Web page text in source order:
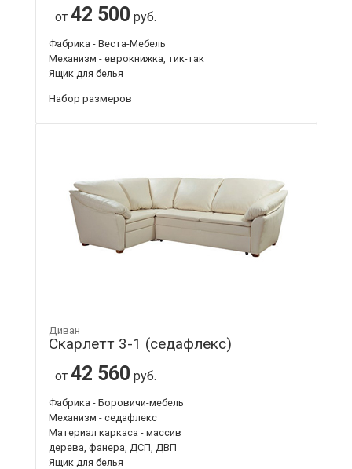
от 42 500 руб.
Фабрика - Веста-Мебель
Механизм - еврокнижка, тик-так
Ящик для белья
Набор размеров
Диван
Скарлетт 3-1 (седафлекс)
от 42 560 руб.
Фабрика - Боровичи-мебель
Механизм - седафлекс
Материал каркаса - массив
дерева, фанера, ДСП, ДВП
Ящик для белья